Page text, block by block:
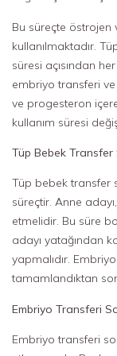
Bu süreçte
kullanılmaktadır.
süresi açısından
embriyo transferi
ve progesteron
kullanım süresi
Tüp Bebek Transfer
Tüp bebek transfer
süreçtir. Anne
etmelidir. Bu süre
adayı yatağından
yapmalıdır.
tamamlandıktan
Embriyo Transferi
Embriyo transferi